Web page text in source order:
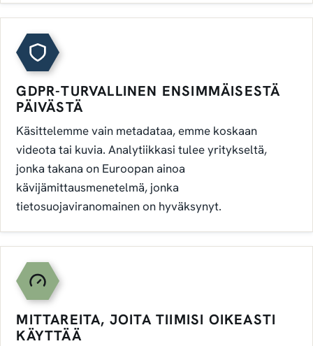
GDPR-TURVALLINEN ENSIMMÄISESTÄ
PÄIVÄSTÄ
Käsittelemme vain metadataa, emme koskaan
videota tai kuvia. Analytiikkasi tulee yritykseltä,
jonka takana on Euroopan ainoa
kävijämittausmenetelmä, jonka
tietosuojaviranomainen on hyväksynyt.
MITTAREITA, JOITA TIIMISI OIKEASTI
KÄYTTÄÄ